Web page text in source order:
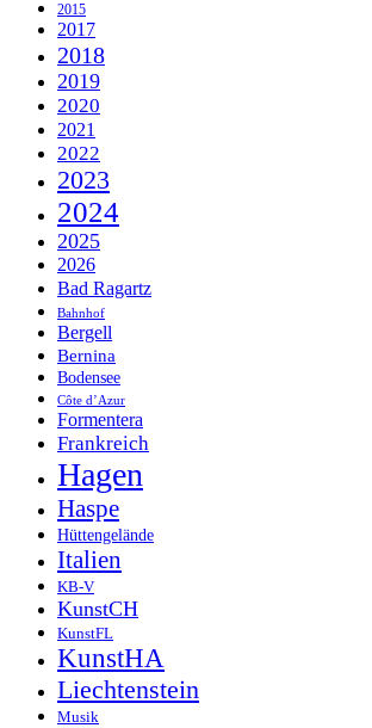
2015
2017
2018
2019
2020
2021
2022
2023
2024
2025
2026
Bad Ragartz
Bahnhof
Bergell
Bernina
Bodensee
Côte d’Azur
Formentera
Frankreich
Hagen
Haspe
Hüttengelände
Italien
KB-V
KunstCH
KunstFL
KunstHA
Liechtenstein
Musik